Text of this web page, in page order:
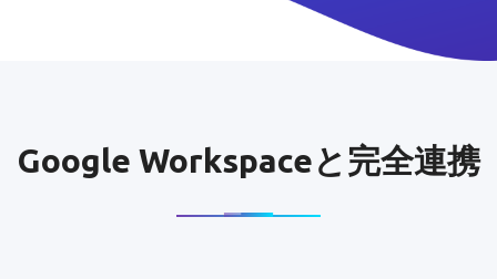
Google Workspaceと完全連携